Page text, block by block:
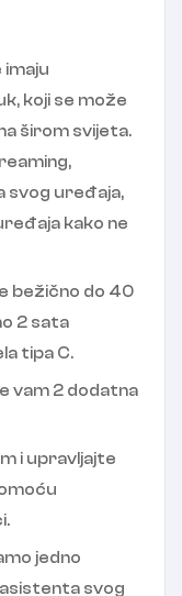
imaju
koji se može
širom svijeta.
svog uređaja,
kako ne
bežično do 40
2 sata
tipa C.
vam 2 dodatna
i upravljajte
jedno
svog